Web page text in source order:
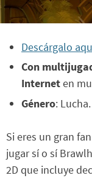
Descárgalo
Con
Interneten
Género: Lucha.
Si eres un gran
jugar sí o sí
2D que incluye